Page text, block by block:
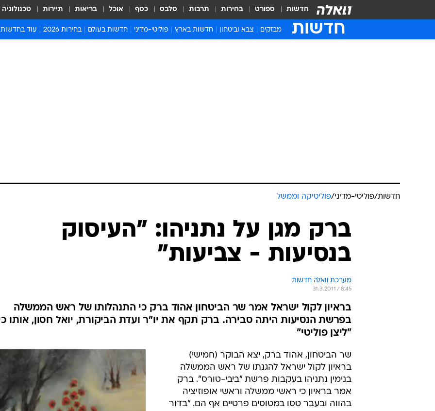
חדשות ספורט בחירות תרבות סלבס כסף אוכל בריאות תיירות טכנולוגיה
חדשות מבזקים צבא וביטחון חדשות בארץ פוליטי-מדיני חדשות בעולם בחירות 2026 עוד בחדשות
חדשות/פוליטי-מדיני/פוליטיקה וממשל
ברק מגן על נתניהו: "העיסוק
בנסיעות - צביעות"
מערכת וואלה חדשות
31.3.2011 / 8:45
בראיון לקול ישראל אמר שר הביטחון אהוד ברק כי התנהלותו של ראש הממשלה
בפרשת הנסיעות היתה סבירה. ברק תקף את יו"ר ועדת הביקורת, יואל חסון, אותו
"ליצן פוליטי"
שר הביטחון, אהוד ברק, יצא הבוקר (חמישי)
בראיון לקול ישראל להגנתו של ראש הממשלה
בנימין נתניהו בעקבות פרשת "ביבי-טורס". ברק
אמר בראיון כי ראשי ממשלה וראשי אופוזיציה
בהווה ובעבר טסו במטוסים פרטיים אף הם. "בדור